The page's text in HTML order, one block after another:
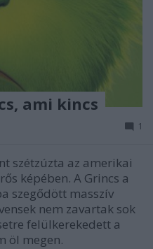
ami kincs
1
szétzúzta az amerikai
képében. A Grincs a
szegődött masszív
nem zavartak sok
felülkerekedett a
öl megen.